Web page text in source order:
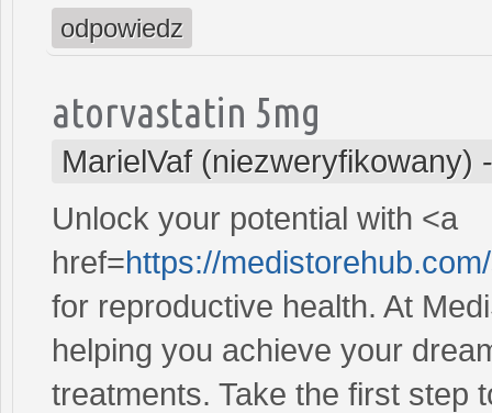
odpowiedz
atorvastatin 5mg
MarielVaf (niezweryfikowany)
Unlock your potential with <a
href=https://
for reproductive health. At
helping you achieve your
treatments. Take the first step